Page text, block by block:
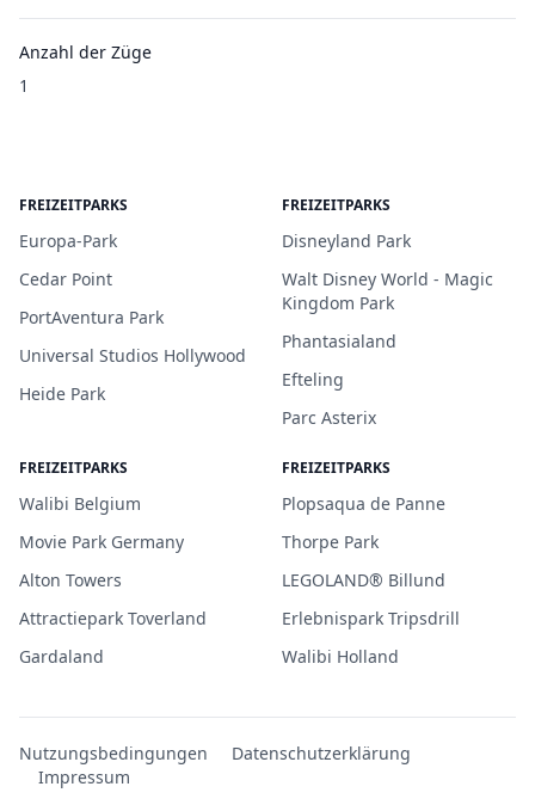
Anzahl der Züge
1
FREIZEITPARKS
Europa-Park
Cedar Point
PortAventura Park
Universal Studios Hollywood
Heide Park
FREIZEITPARKS
Disneyland Park
Walt Disney World - Magic
Kingdom Park
Phantasialand
Efteling
Parc Asterix
FREIZEITPARKS
Walibi Belgium
Movie Park Germany
Alton Towers
Attractiepark Toverland
Gardaland
FREIZEITPARKS
Plopsaqua de Panne
Thorpe Park
LEGOLAND® Billund
Erlebnispark Tripsdrill
Walibi Holland
Nutzungsbedingungen
Datenschutzerklärung
Impressum